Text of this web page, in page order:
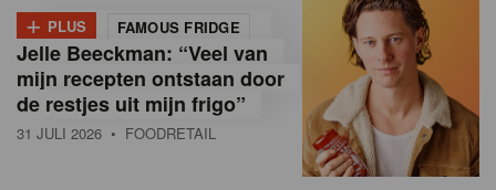
n
B
e
+ PLUS FAMOUS FRIDGE
Jelle Beeckman: “Veel van
mijn recepten ontstaan door
de restjes uit mijn frigo”
31 JULI 2026 • FOODRETAIL